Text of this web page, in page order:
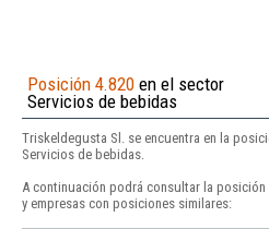
Posición 4.820 en el sector
Servicios de bebidas
Triskeldegusta Sl. se encuentra en la
Servicios de bebidas.
A continuación podrá consultar la posición
y empresas con posiciones similares: